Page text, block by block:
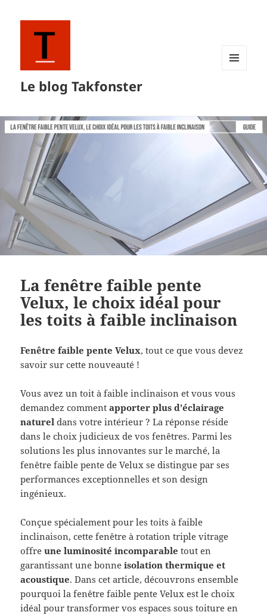
Le blog Takfonster
La fenêtre faible pente
Velux, le choix idéal pour
les toits à faible inclinaison
Fenêtre faible pente Velux, tout ce que vous devez
savoir sur cette nouveauté !
Vous avez un toit à faible inclinaison et vous vous
demandez commentapporter plus d’éclairage
naturel dans votre intérieur ? La réponse réside
dans le choix judicieux de vos fenêtres. Parmi les
solutions les plus innovantes sur le marché, la
fenêtre faible pente de Velux se distingue par ses
performances exceptionnelles et son design
ingénieux.
Conçue spécialement pour les toits à faible
inclinaison, cette fenêtre à rotation triple vitrage
offreune luminosité incomparable tout en
garantissant une bonneisolation thermique et
acoustique. Dans cet article, découvrons ensemble
pourquoi la fenêtre faible pente Velux est le choix
idéal pour transformer vos espaces sous toiture en